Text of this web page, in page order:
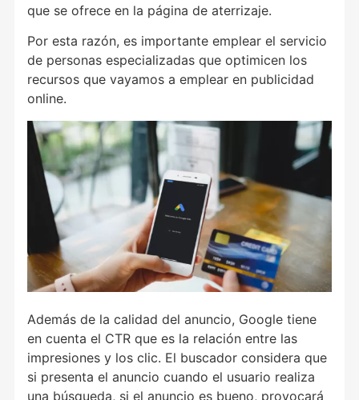
que se ofrece en la página de aterrizaje.
Por esta razón, es importante emplear el servicio
de personas especializadas que optimicen los
recursos que vayamos a emplear en publicidad
online.
Además de la calidad del anuncio, Google tiene
en cuenta el CTR que es la relación entre las
impresiones y los clic. El buscador considera que
si presenta el anuncio cuando el usuario realiza
una búsqueda, si el anuncio es bueno, provocará